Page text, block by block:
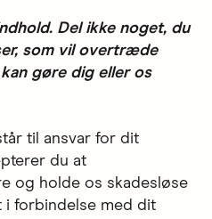
Del ikke noget, du
som vil overtræde
gøre dig eller os
til ansvar for dit
du at
og holde os skadesløse
i forbindelse med dit